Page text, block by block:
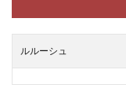
ルルーシュ